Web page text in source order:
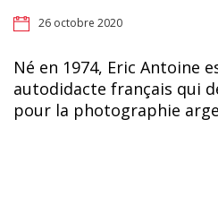
26 octobre 2020
Né en 1974, Eric Antoine
autodidacte français qui
pour la photographie